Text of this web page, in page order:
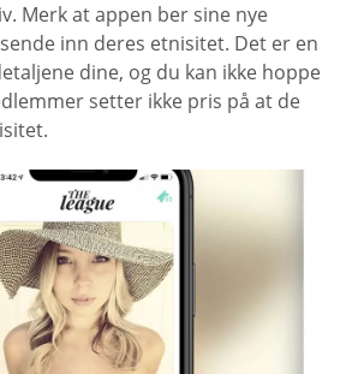
Merk at appen ber sine nye
inn deres etnisitet. Det er en
dine, og du kan ikke hoppe
setter ikke pris på at de